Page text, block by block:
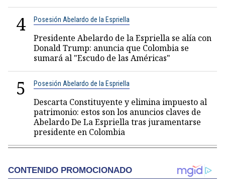
4 Posesión Abelardo de la Espriella
Presidente Abelardo de la Espriella se alía con
Donald Trump: anuncia que Colombia se
sumará al "Escudo de las Américas"
5 Posesión Abelardo de la Espriella
Descarta Constituyente y elimina impuesto al
patrimonio: estos son los anuncios claves de
Abelardo De La Espriella tras juramentarse
presidente en Colombia